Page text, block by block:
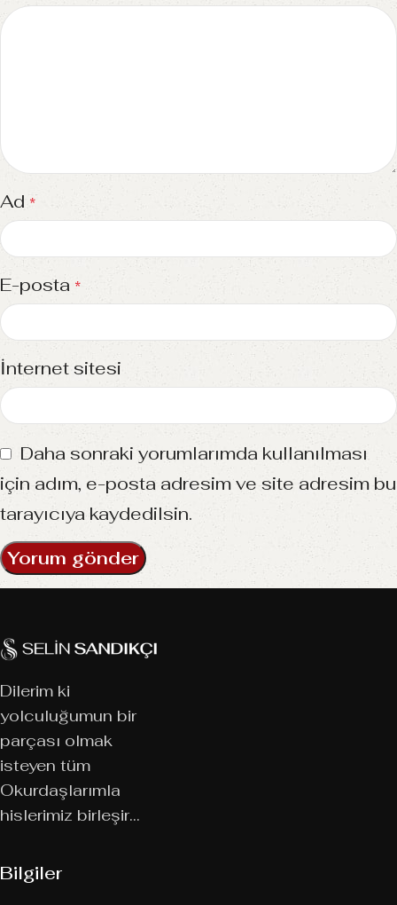
Ad *
E-posta *
İnternet sitesi
Daha sonraki yorumlarımda kullanılması
için adım, e-posta adresim ve site adresim bu
tarayıcıya kaydedilsin.
Dilerim ki
yolculuğumun bir
parçası olmak
isteyen tüm
Okurdaşlarımla
hislerimiz birleşir…
Bilgiler